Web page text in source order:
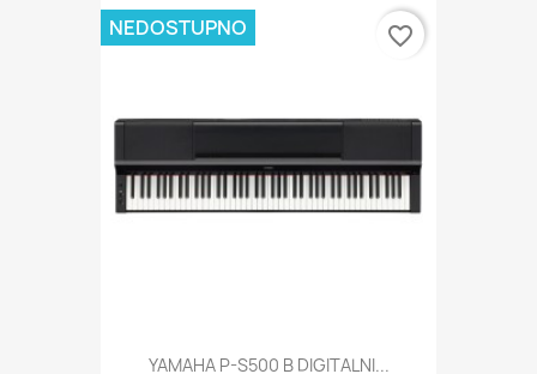
YAMAHA P-S500 B DIGITALNI...
NEDOSTUPNO favorite_border